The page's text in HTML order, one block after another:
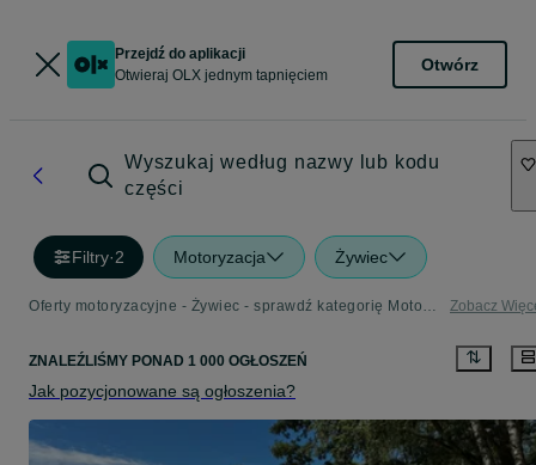
Przejdź do aplikacji
Otwieraj OLX jednym tapnięciem
Otwórz
Wyszukaj według nazwy lub kodu
części
Filtry·2 Motoryzacja Żywiec
Oferty motoryzacyjne - Żywiec - sprawdź kategorię Motoryzacja Zobacz
ZNALEŹLIŚMY PONAD 1 000 OGŁOSZEŃ
Jak pozycjonowane są ogłoszenia?